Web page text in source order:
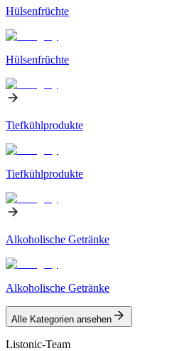
Hülsenfrüchte
Hülsenfrüchte
Tiefkühlprodukte
Tiefkühlprodukte
Alkoholische Getränke
Alkoholische Getränke
Alle Kategorien ansehen
Listonic-Team